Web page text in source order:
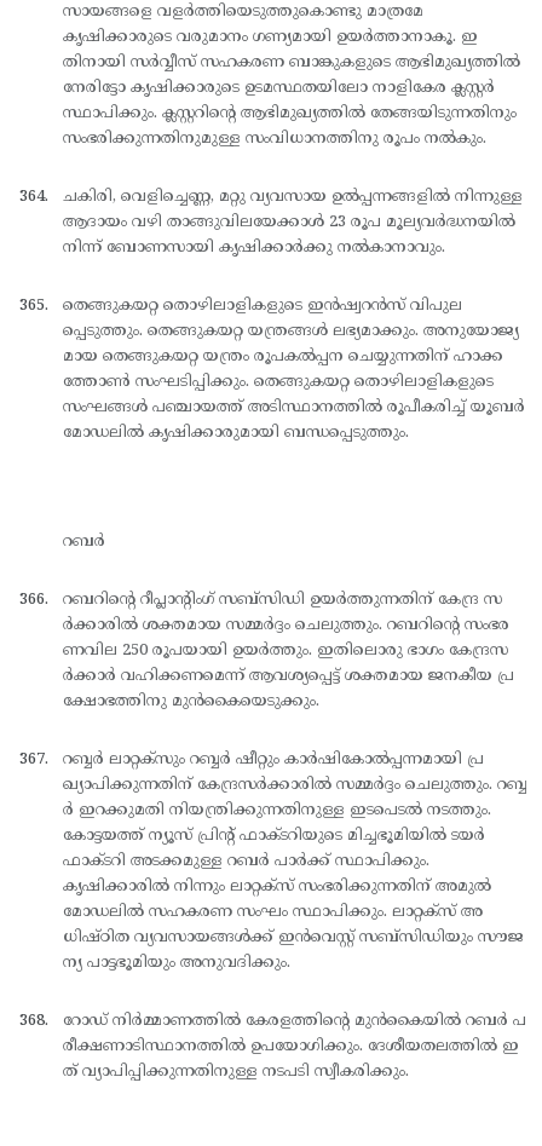
സായങ്ങളെ വളര്‍ത്തിയെടുത്തുകൊണ്ടു മാത്രമേ
കൃഷിക്കാരുടെ വരുമാനം ഗണ്യമായി ഉയര്‍ത്താനാകൂ. ഇ
തിനായി സര്‍വ്വീസ് സഹകരണ ബാങ്കുകളുടെ ആഭിമുഖ്യത്തില്‍
നേരിട്ടോ കൃഷിക്കാരുടെ ഉടമസ്ഥതയിലോ നാളികേര ക്ലസ്റ്റര്‍
സ്ഥാപിക്കും. ക്ലസ്റ്ററിന്റെ ആഭിമുഖ്യത്തില്‍ തേങ്ങയിടുന്നതിനും
സംഭരിക്കുന്നതിനുമുള്ള സംവിധാനത്തിനു രൂപം നല്‍കും.
ചകിരി, വെളിച്ചെണ്ണ, മറ്റു വ്യവസായ ഉല്‍പ്പന്നങ്ങളില്‍ നിന്നുള്ള
ആദായം വഴി താങ്ങുവിലയേക്കാള്‍ 23 രൂപ മൂല്യവര്‍ദ്ധനയില്‍
നിന്ന് ബോണസായി കൃഷിക്കാര്‍ക്കു നല്‍കാനാവും.
തെങ്ങുകയറ്റ തൊഴിലാളികളുടെ ഇന്‍ഷ്വറന്‍സ് വിപുല
പ്പെടുത്തും. തെങ്ങുകയറ്റ യന്ത്രങ്ങള്‍ ലഭ്യമാക്കും. അനുയോജ്യ
മായ തെങ്ങുകയറ്റ യന്ത്രം രൂപകല്‍പ്പന ചെയ്യുന്നതിന് ഹാക്ക
ത്തോണ്‍ സംഘടിപ്പിക്കും. തെങ്ങുകയറ്റ തൊഴിലാളികളുടെ
സംഘങ്ങള്‍ പഞ്ചായത്ത് അടിസ്ഥാനത്തില്‍ രൂപീകരിച്ച് യൂബര്‍
മോഡലില്‍ കൃഷിക്കാരുമായി ബന്ധപ്പെടുത്തും.
റബര്‍
റബറിന്റെ റീപ്ലാന്റിംഗ് സബ്സിഡി ഉയര്‍ത്തുന്നതിന് കേന്ദ്ര സ
ര്‍ക്കാരില്‍ ശക്തമായ സമ്മര്‍ദ്ദം ചെലുത്തും. റബറിന്റെ സംഭര
ണവില 250 രൂപയായി ഉയര്‍ത്തും. ഇതിലൊരു ഭാഗം കേന്ദ്രസ
ര്‍ക്കാര്‍ വഹിക്കണമെന്ന് ആവശ്യപ്പെട്ട് ശക്തമായ ജനകീയ പ്ര
ക്ഷോഭത്തിനു മുന്‍കൈയെടുക്കും.
റബ്ബര്‍ ലാറ്റക്സും റബ്ബര്‍ ഷീറ്റും കാര്‍ഷികോല്‍പ്പന്നമായി പ്ര
ഖ്യാപിക്കുന്നതിന് കേന്ദ്രസര്‍ക്കാരില്‍ സമ്മര്‍ദ്ദം ചെലുത്തും. റബ്ബ
ര്‍ ഇറക്കുമതി നിയന്ത്രിക്കുന്നതിനുള്ള ഇടപെടല്‍ നടത്തും.
കോട്ടയത്ത് ന്യൂസ് പ്രിന്റ് ഫാക്ടറിയുടെ മിച്ചഭൂമിയില്‍ ടയര്‍
ഫാക്ടറി അടക്കമുള്ള റബര്‍ പാര്‍ക്ക് സ്ഥാപിക്കും.
കൃഷിക്കാരില്‍ നിന്നും ലാറ്റക്സ് സംഭരിക്കുന്നതിന് അമുല്‍
മോഡലില്‍ സഹകരണ സംഘം സ്ഥാപിക്കും. ലാറ്റക്സ് അ
ധിഷ്ഠിത വ്യവസായങ്ങള്‍ക്ക് ഇന്‍വെസ്റ്റ് സബ്സിഡിയും സൗജ
ന്യ പാട്ടഭൂമിയും അനുവദിക്കും.
റോഡ് നിര്‍മ്മാണത്തില്‍ കേരളത്തിന്റെ മുന്‍കൈയില്‍ റബര്‍ പ
രീക്ഷണാടിസ്ഥാനത്തില്‍ ഉപയോഗിക്കും. ദേശീയതലത്തില്‍ ഇ
ത് വ്യാപിപ്പിക്കുന്നതിനുള്ള നടപടി സ്വീകരിക്കും.